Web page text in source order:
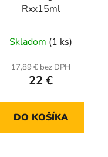
Rxx15ml
Skladom (1 ks)
17,89 € bez DPH
22 €
DO KOŠÍKA